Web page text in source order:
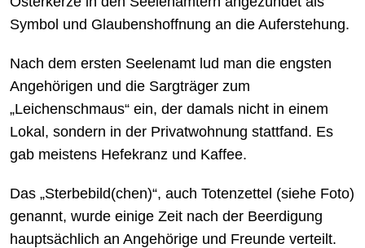
Symbol und Glaubenshoffnung an die Auferstehung.
Nach dem ersten Seelenamt lud man die engsten
Angehörigen und die Sargträger zum
„Leichenschmaus“ ein, der damals nicht in einem
Lokal, sondern in der Privatwohnung stattfand. Es
gab meistens Hefekranz und Kaffee.
Das „Sterbebild(chen)“, auch Totenzettel (siehe Foto)
genannt, wurde einige Zeit nach der Beerdigung
hauptsächlich an Angehörige und Freunde verteilt.